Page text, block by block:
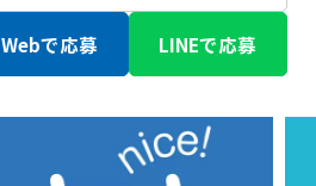
Webで応募 LINEで応募